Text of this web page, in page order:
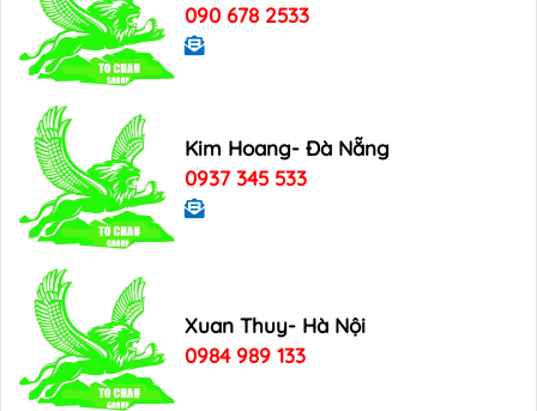
090 678 2533
Kim Hoang- Đà Nẵng
0937 345 533
Xuan Thuy- Hà Nội
0984 989 133